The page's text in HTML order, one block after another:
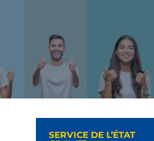
SERVICE DE L’ÉTAT